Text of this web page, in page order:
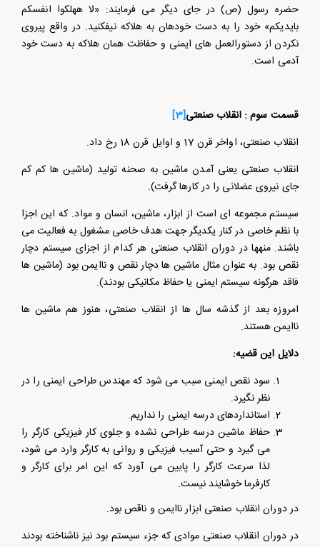
حضره رسول (ص) در جای دیگر می فرمایند: «لا ههلکوا انفسکم
بایدیکم» خود را به دست خودهان به هلاکه نیفکنید. در واقع پیروی
نکردن از دستورالعمل های ایمنی و حفاظت همان هلاکه به دست خود
آدمی است.
قسمت سوم : انقلاب صنعتی[3]
انقلاب صنعتی، اواخر قرن 17 و اوایل قرن 18 رخ داد.
انقلاب صنعتی یعنی آمدن ماشین به صحنه تولید (ماشین ها کم کم
جای نیروی عضلانی را در کارها گرفت).
سیستم مجموعه ای است از ابزار، ماشین، انسان و مواد. که این اجزا
با نظم خاصی در کنار یکدیگر جهت هدف خاصی مشغول به فعالیت می
باشند. منهها در دوران انقلاب صنعتی هر کدام از اجزای سیستم دچار
نقص بود. به عنوان مثال ماشین ها دچار نقص و ناایمن بود (ماشین ها
فاقد هرگونه سیستم ایمنی یا حفاظ مکانیکی بودند).
امروزه بعد از گذشه سال ها از انقلاب صنعتی، هنوز هم ماشین ها
ناایمن هستند.
دلایل این قضیه:
سود نقص ایمنی سبب می شود که مهندس طراحی ایمنی را در
نظر نگیرد.
استانداردهای درسه ایمنی را نداریم.
حفاظ ماشین درسه طراحی نشده و جلوی کار فیزیکی کارگر را
می گیرد و حتی آسیب فیزیکی و روانی به کارگر وارد می شود،
لذا سرعت کارگر را پایین می آورد که این امر برای کارگر و
کارفرما خوشایند نیست.
در دوران انقلاب صنعتی ابزار ناایمن و ناقص بود.
در دوران انقلاب صنعتی موادی که جزء سیستم بود نیز ناشناخته بودند